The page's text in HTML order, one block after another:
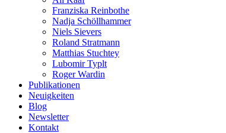
Franziska Reinbothe
Nadja Schöllhammer
Niels Sievers
Roland Stratmann
Matthias Stuchtey
Lubomir Typlt
Roger Wardin
Publikationen
Neuigkeiten
Blog
Newsletter
Kontakt